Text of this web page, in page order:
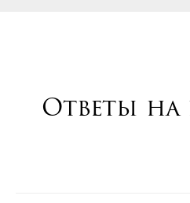
Ответы